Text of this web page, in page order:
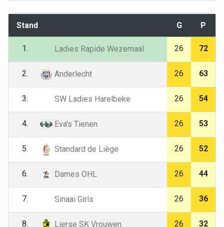
Stand G P
1. Ladies Rapide Wezemaal 26 72
2. Anderlecht 26 63
3. SW Ladies Harelbeke 26 54
4. Eva's Tienen 26 53
5. Standard de Liège 26 52
6. Dames OHL 26 44
7. Sinaai Girls 26 36
8. Lierse SK Vrouwen 26 32